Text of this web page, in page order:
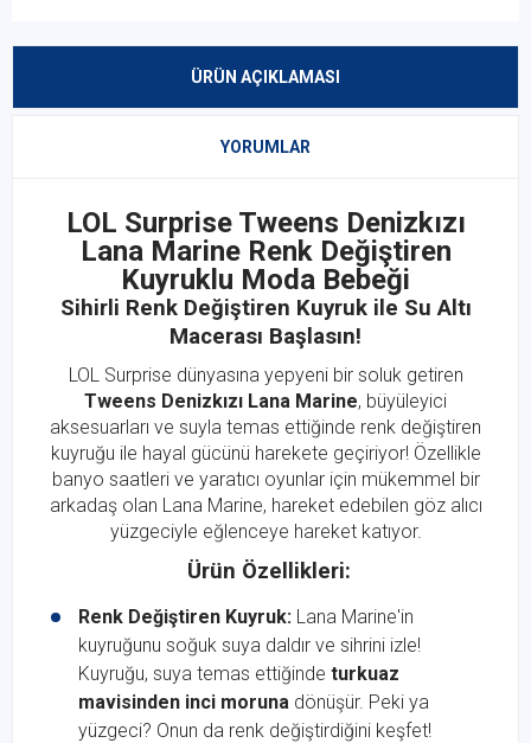
ÜRÜN AÇIKLAMASI
YORUMLAR
LOL Surprise Tweens Denizkızı
Lana Marine Renk Değiştiren
Kuyruklu Moda Bebeği
Sihirli Renk Değiştiren Kuyruk ile Su Altı
Macerası Başlasın!
LOL Surprise dünyasına yepyeni bir soluk getiren
Tweens Denizkızı Lana Marine, büyüleyici
aksesuarları ve suyla temas ettiğinde renk değiştiren
kuyruğu ile hayal gücünü harekete geçiriyor! Özellikle
banyo saatleri ve yaratıcı oyunlar için mükemmel bir
arkadaş olan Lana Marine, hareket edebilen göz alıcı
yüzgeciyle eğlenceye hareket katıyor.
Ürün Özellikleri:
Renk Değiştiren Kuyruk: Lana Marine'in
kuyruğunu soğuk suya daldır ve sihrini izle!
Kuyruğu, suya temas ettiğinde turkuaz
mavisinden inci moruna dönüşür. Peki ya
yüzgeci? Onun da renk değiştirdiğini keşfet!